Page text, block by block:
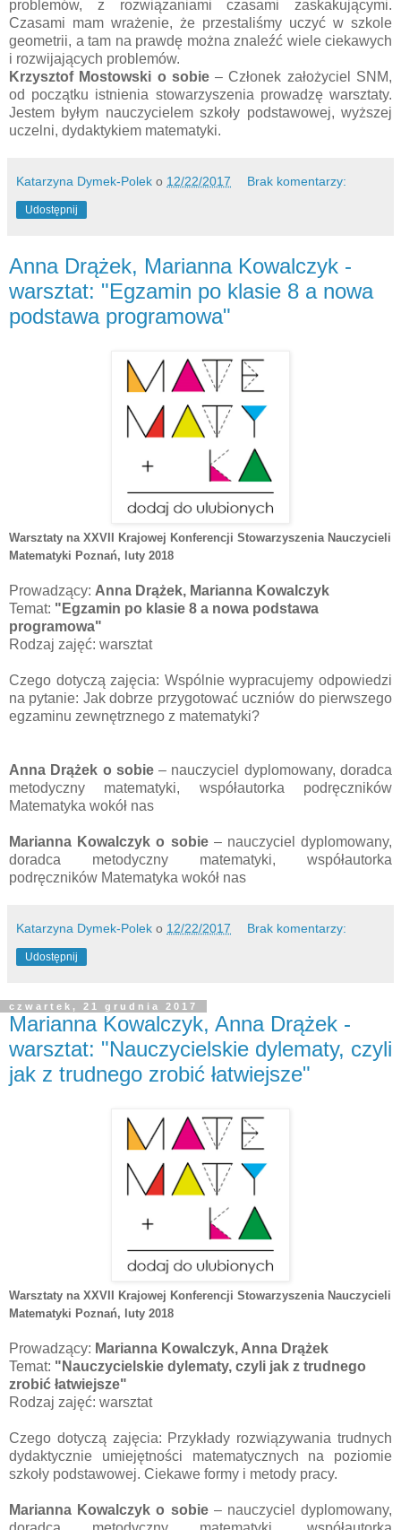
problemów, z rozwiązaniami czasami zaskakującymi.
Czasami mam wrażenie, że przestaliśmy uczyć w szkole
geometrii, a tam na prawdę można znaleźć wiele ciekawych
i rozwijających problemów.
Krzysztof Mostowski o sobie– Członek założyciel SNM,
od początku istnienia stowarzyszenia prowadzę warsztaty.
Jestem byłym nauczycielem szkoły podstawowej, wyższej
uczelni, dydaktykiem matematyki.
Katarzyna Dymek-Polek o 12/22/2017 Brak komentarzy:
Udostępnij
Anna Drążek, Marianna Kowalczyk -
warsztat: "Egzamin po klasie 8 a nowa
podstawa programowa"
Warsztaty na XXVII Krajowej Konferencji Stowarzyszenia Nauczycieli
Matematyki Poznań, luty 2018
Prowadzący: Anna Drążek, Marianna Kowalczyk
Temat: "Egzamin po klasie 8 a nowa podstawa
programowa"
Rodzaj zajęć: warsztat
Czego dotyczą zajęcia: Wspólnie wypracujemy odpowiedzi
na pytanie: Jak dobrze przygotować uczniów do pierwszego
egzaminu zewnętrznego z matematyki?
Anna Drążek o sobie– nauczyciel dyplomowany, doradca
metodyczny matematyki, współautorka podręczników
Matematyka wokół nas
Marianna Kowalczyk o sobie – nauczyciel dyplomowany,
doradca metodyczny matematyki, współautorka
podręczników Matematyka wokół nas
Katarzyna Dymek-Polek o 12/22/2017 Brak komentarzy:
Udostępnij
czwartek, 21 grudnia 2017
Marianna Kowalczyk, Anna Drążek -
warsztat: "Nauczycielskie dylematy, czyli
jak z trudnego zrobić łatwiejsze"
Warsztaty na XXVII Krajowej Konferencji Stowarzyszenia Nauczycieli
Matematyki Poznań, luty 2018
Prowadzący: Marianna Kowalczyk, Anna Drążek
Temat: "Nauczycielskie dylematy, czyli jak z trudnego
zrobić łatwiejsze"
Rodzaj zajęć: warsztat
Czego dotyczą zajęcia: Przykłady rozwiązywania trudnych
dydaktycznie umiejętności matematycznych na poziomie
szkoły podstawowej. Ciekawe formy i metody pracy.
Marianna Kowalczyk o sobie – nauczyciel dyplomowany,